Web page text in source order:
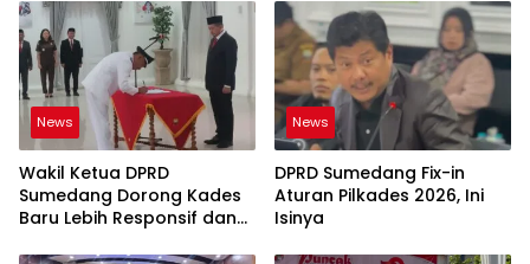
News
Wakil Ketua DPRD
Sumedang Dorong Kades
Baru Lebih Responsif dan
News
DPRD Sumedang Fix-in
Aturan Pilkades 2026, Ini
Isinya